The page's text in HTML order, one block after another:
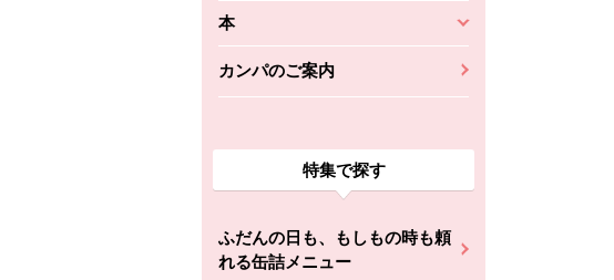
本
カンパのご案内
特集で探す
ふだんの日も、もしもの時も頼
れる缶詰メニュー